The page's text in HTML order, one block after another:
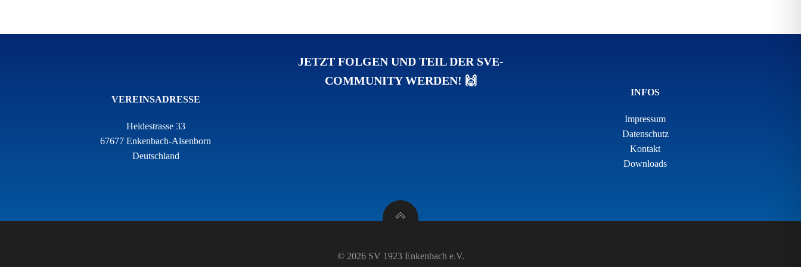
VEREINSADRESSE
Heidestrasse 33
67677 Enkenbach-Alsenborn
Deutschland
JETZT FOLGEN UND TEIL DER SVE-
COMMUNITY WERDEN! 🙌
INFOS
Impressum
Datenschutz
Kontakt
Downloads
© 2026 SV 1923 Enkenbach e.V.